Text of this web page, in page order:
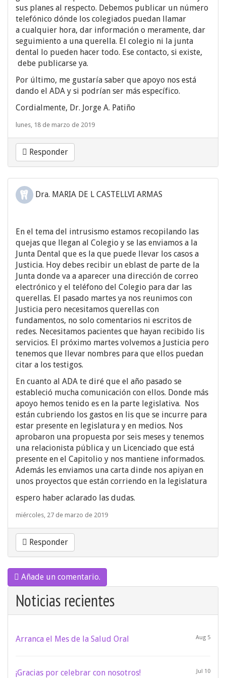
sus planes al respecto. Debemos publicar un número
telefónico dónde los colegiados puedan llamar
a cualquier hora, dar información o meramente, dar
seguimiento a una querella. El colegio ni la junta
dental lo pueden hacer todo. Ese contacto, si existe,
debe publicarse ya.
Por último, me gustaría saber que apoyo nos está
dando el ADA y si podrían ser más específico.
Cordialmente, Dr. Jorge A. Patiño
lunes, 18 de marzo de 2019
Responder
Dra. MARIA DE L CASTELLVI ARMAS
En el tema del intrusismo estamos recopilando las
quejas que llegan al Colegio y se las enviamos a la
Junta Dental que es la que puede llevar los casos a
Justicia. Hoy debes recibir un eblast de parte de la
Junta donde va a aparecer una dirección de correo
electrónico y el teléfono del Colegio para dar las
querellas. El pasado martes ya nos reunimos con
Justicia pero necesitamos querellas con
fundamentos, no solo comentarios ni escritos de
redes. Necesitamos pacientes que hayan recibido lis
servicios. El próximo martes volvemos a Justicia pero
tenemos que llevar nombres para que ellos puedan
citar a los testigos.
En cuanto al ADA te diré que el año pasado se
estableció mucha comunicación con ellos. Donde más
apoyo hemos tenido es en la parte legislativa. Nos
están cubriendo los gastos en lis que se incurre para
estar presente en legislatura y en medios. Nos
aprobaron una propuesta por seis meses y tenemos
una relacionista pública y un Licenciado que está
presente en el Capitolio y nos mantiene informados.
Además les enviamos una carta dinde nos apiyan en
unos proyectos que están corriendo en la legislatura
espero haber aclarado las dudas.
miércoles, 27 de marzo de 2019
Responder
Añade un comentario.
Noticias recientes
Aug 5
Arranca el Mes de la Salud Oral
Jul 10
¡Gracias por celebrar con nosotros!